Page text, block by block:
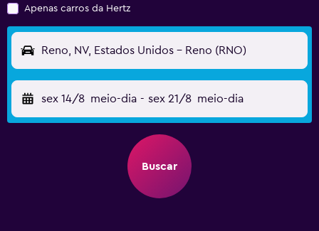
Apenas carros da Hertz
Reno, NV, Estados Unidos - Reno (RNO)
sex 14/8 meio-dia - sex 21/8 meio-dia
Buscar